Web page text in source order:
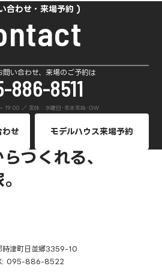
合わせ・来場予約
問い合わせ、来場のご予約は
886-8511
19:00 ／ 定休：水曜日･年末年始･GW
わせ モデルハウス来場予約
時津町日並郷3359-10
095-886-8522